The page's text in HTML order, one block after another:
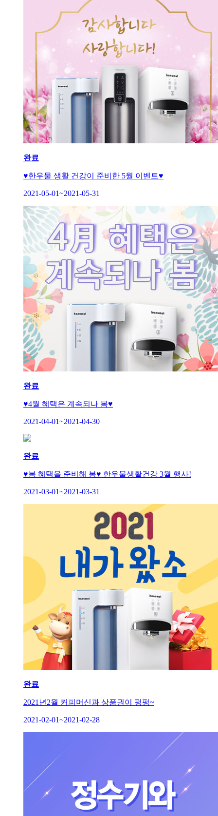
완료
♥한우물 생활 건강이 준비한 5월 이벤트♥
2021-05-01~2021-05-31
완료
♥4월 혜택은 계속되나 봄♥
2021-04-01~2021-04-30
완료
♥봄 혜택을 준비해 봄♥ 한우물생활건강 3월 행사!
2021-03-01~2021-03-31
완료
2021년2월 커피머신과 상품권이 펑펑~
2021-02-01~2021-02-28